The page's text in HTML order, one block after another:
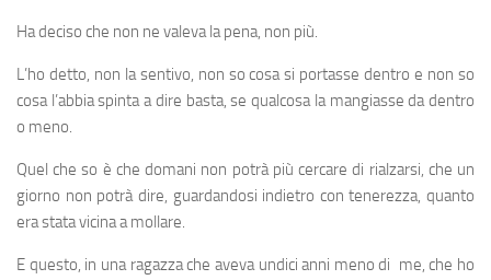
Ha deciso che non ne valeva la pena, non più.
L’ho detto, non la sentivo, non so cosa si portasse dentro e non so
cosa l’abbia spinta a dire basta, se qualcosa la mangiasse da dentro
o meno.
Quel che so è che domani non potrà più cercare di rialzarsi, che un
giorno non potrà dire, guardandosi indietro con tenerezza, quanto
era stata vicina a mollare.
E questo, in una ragazza che aveva undici anni meno di me, che ho